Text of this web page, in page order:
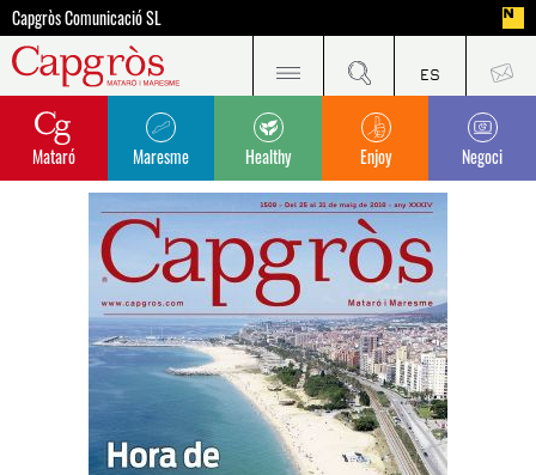
Capgròs Comunicació SL
Mataró Maresme Healthy Enjoy Negoci